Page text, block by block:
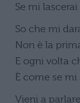
Se mi
So che mi
Non è la
E ogni volta
È come se
Vieni a